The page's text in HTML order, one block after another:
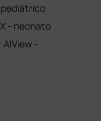
pediátrico
- neonato
-